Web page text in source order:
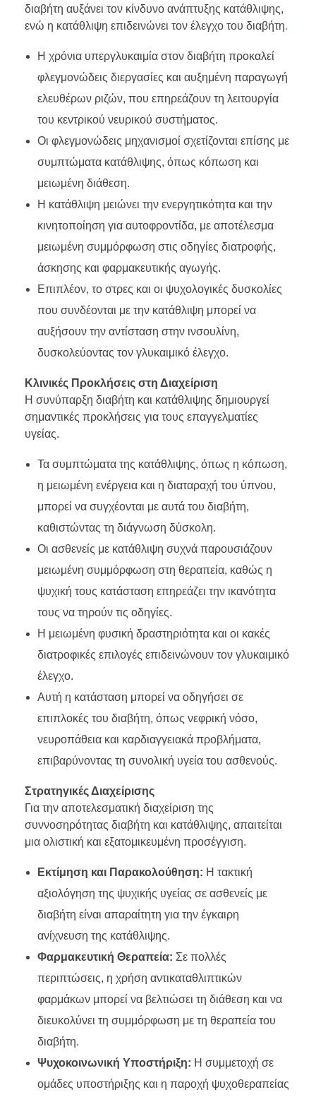
διαβήτη αυξάνει τον κίνδυνο ανάπτυξης κατάθλιψης,
ενώ η κατάθλιψη επιδεινώνει τον έλεγχο του διαβήτη.
Η χρόνια υπεργλυκαιμία στον διαβήτη προκαλεί
φλεγμονώδεις διεργασίες και αυξημένη παραγωγή
ελευθέρων ριζών, που επηρεάζουν τη λειτουργία
του κεντρικού νευρικού συστήματος.
Οι φλεγμονώδεις μηχανισμοί σχετίζονται επίσης με
συμπτώματα κατάθλιψης, όπως κόπωση και
μειωμένη διάθεση.
Η κατάθλιψη μειώνει την ενεργητικότητα και την
κινητοποίηση για αυτοφροντίδα, με αποτέλεσμα
μειωμένη συμμόρφωση στις οδηγίες διατροφής,
άσκησης και φαρμακευτικής αγωγής.
Επιπλέον, το στρες και οι ψυχολογικές δυσκολίες
που συνδέονται με την κατάθλιψη μπορεί να
αυξήσουν την αντίσταση στην ινσουλίνη,
δυσκολεύοντας τον γλυκαιμικό έλεγχο.
Κλινικές Προκλήσεις στη Διαχείριση
Η συνύπαρξη διαβήτη και κατάθλιψης δημιουργεί
σημαντικές προκλήσεις για τους επαγγελματίες
υγείας.
Τα συμπτώματα της κατάθλιψης, όπως η κόπωση,
η μειωμένη ενέργεια και η διαταραχή του ύπνου,
μπορεί να συγχέονται με αυτά του διαβήτη,
καθιστώντας τη διάγνωση δύσκολη.
Οι ασθενείς με κατάθλιψη συχνά παρουσιάζουν
μειωμένη συμμόρφωση στη θεραπεία, καθώς η
ψυχική τους κατάσταση επηρεάζει την ικανότητα
τους να τηρούν τις οδηγίες.
Η μειωμένη φυσική δραστηριότητα και οι κακές
διατροφικές επιλογές επιδεινώνουν τον γλυκαιμικό
έλεγχο.
Αυτή η κατάσταση μπορεί να οδηγήσει σε
επιπλοκές του διαβήτη, όπως νεφρική νόσο,
νευροπάθεια και καρδιαγγειακά προβλήματα,
επιβαρύνοντας τη συνολική υγεία του ασθενούς.
Στρατηγικές Διαχείρισης
Για την αποτελεσματική διαχείριση της
συννοσηρότητας διαβήτη και κατάθλιψης, απαιτείται
μια ολιστική και εξατομικευμένη προσέγγιση.
Εκτίμηση και Παρακολούθηση: Η τακτική
αξιολόγηση της ψυχικής υγείας σε ασθενείς με
διαβήτη είναι απαραίτητη για την έγκαιρη
ανίχνευση της κατάθλιψης.
Φαρμακευτική Θεραπεία: Σε πολλές
περιπτώσεις, η χρήση αντικαταθλιπτικών
φαρμάκων μπορεί να βελτιώσει τη διάθεση και να
διευκολύνει τη συμμόρφωση με τη θεραπεία του
διαβήτη.
Ψυχοκοινωνική Υποστήριξη: Η συμμετοχή σε
ομάδες υποστήριξης και η παροχή ψυχοθεραπείας